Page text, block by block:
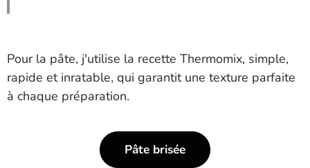
Pour la pâte, j'utilise la recette Thermomix, simple,
rapide et inratable, qui garantit une texture parfaite
à chaque préparation.
Pâte brisée